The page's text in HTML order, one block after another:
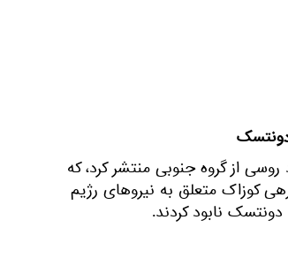
روسی از گروه جنوبی منتشر کرد، که
متعلق به نیروهای رژیم
نابود کردند.